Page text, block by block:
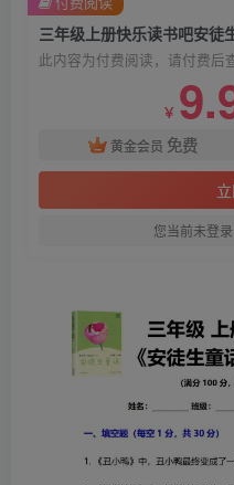
三年级上册快乐读书吧安徒
此内容为付费阅读，请付费后
￥
黄金会员 免费
您当前未登